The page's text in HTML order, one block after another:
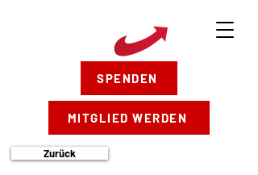
SPENDEN
MITGLIED WERDEN
Zurück